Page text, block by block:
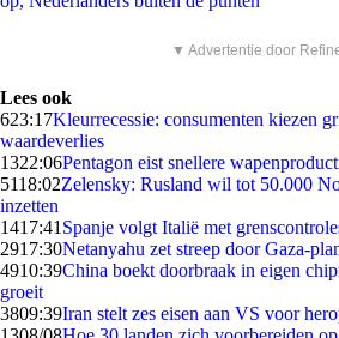
▼ Advertentie door
Lees ook
623:17Kleurrecessie: consumenten kiezen
waardeverlies
1322:06Pentagon eist snellere
5118:02Zelensky: Rusland wil tot 50.000
inzetten
1417:41 Spanje volgt Italië met
2917:30Netanyahu zet streep door Gaza-
4910:39China boekt doorbraak in eigen
groeit
3809:39Iran stelt zes eisen aan VS voor